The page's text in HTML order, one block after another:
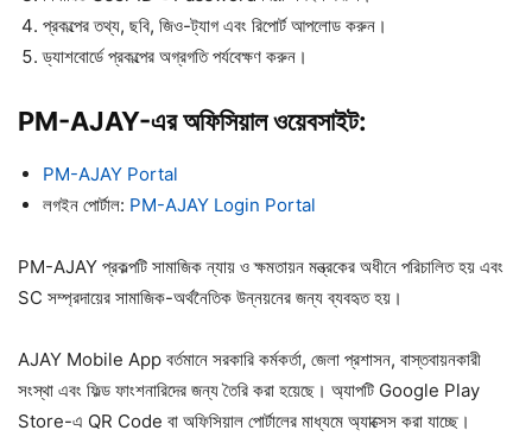
প্রকল্পের তথ্য, ছবি, জিও-ট্যাগ এবং রিপোর্ট আপলোড করুন।
ড্যাশবোর্ডে প্রকল্পের অগ্রগতি পর্যবেক্ষণ করুন।
PM-AJAY-এর অফিসিয়াল ওয়েবসাইট:
PM-AJAY Portal
লগইন পোর্টাল: PM-AJAY Login Portal
PM-AJAY প্রকল্পটি সামাজিক ন্যায় ও ক্ষমতায়ন মন্ত্রকের অধীনে পরিচালিত হয় এবং
SC সম্প্রদায়ের সামাজিক-অর্থনৈতিক উন্নয়নের জন্য ব্যবহৃত হয়।
AJAY Mobile App বর্তমানে সরকারি কর্মকর্তা, জেলা প্রশাসন, বাস্তবায়নকারী
সংস্থা এবং ফিল্ড ফাংশনারিদের জন্য তৈরি করা হয়েছে। অ্যাপটি Google Play
Store-এ QR Code বা অফিসিয়াল পোর্টালের মাধ্যমে অ্যাক্সেস করা যাচ্ছে।